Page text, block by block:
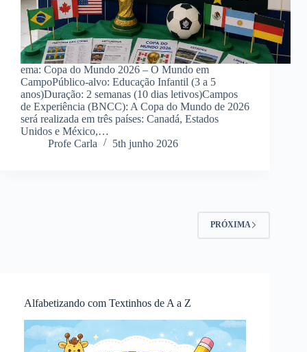
ema: Copa do Mundo 2026 – O Mundo em
CampoPúblico-alvo: Educação Infantil (3 a 5
anos)Duração: 2 semanas (10 dias letivos)Campos
de Experiência (BNCC): A Copa do Mundo de 2026
será realizada em três países: Canadá, Estados
Unidos e México,…
Profe Carla
5th junho 2026
PRÓXIMA
Alfabetizando com Textinhos de A a Z